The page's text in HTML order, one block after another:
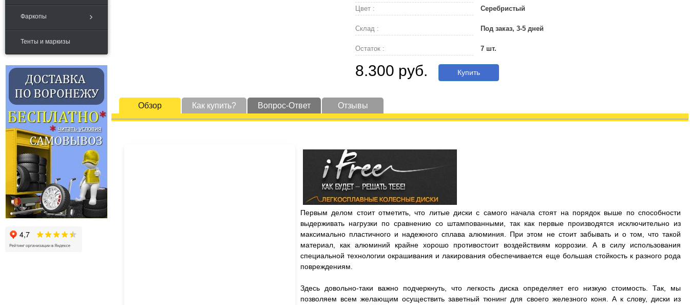
Фаркопы
Тенты и маркизы
Цвет :
Серебристый
Склад : Под заказ, 3-5 дней
Остаток : 7 шт.
8.300 руб. Купить
Обзор Как купить? Вопрос-Ответ Отзывы
Первым делом стоит отметить, что литые диски с самого начала стоят на порядок выше по способности
выдерживать нагрузки по сравнению со штампованными, так как первые производятся исключительно из
максимально пластичного и надежного сплава алюминия. При этом не стоит забывать и о том, что такой
материал, как алюминий крайне хорошо противостоит воздействиям коррозии. А в силу использования
специальной технологии окрашивания и лакирования обеспечивается еще большая стойкость к разного рода
повреждениям.
Здесь довольно-таки важно подчеркнуть, что легкость диска определяет его низкую стоимость. Так, мы
позволяем всем желающим осуществить заветный тюнинг для своего железного коня. А к слову, диски из